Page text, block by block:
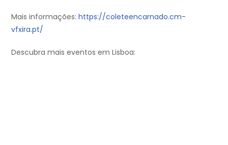
Mais informações: https://coleteencarnado.cm-
vfxira.pt/
Descubra mais eventos em Lisboa: